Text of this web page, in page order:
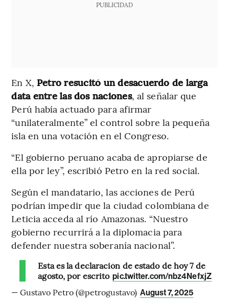
PUBLICIDAD
En X, Petro resucitó un desacuerdo de larga
data entre las dos naciones, al señalar que
Perú había actuado para afirmar
“unilateralmente” el control sobre la pequeña
isla en una votación en el Congreso.
“El gobierno peruano acaba de apropiarse de
ella por ley”, escribió Petro en la red social.
Según el mandatario, las acciones de Perú
podrían impedir que la ciudad colombiana de
Leticia acceda al río Amazonas. “Nuestro
gobierno recurrirá a la diplomacia para
defender nuestra soberanía nacional”.
Esta es la declaración de estado de hoy 7 de
agosto, por escrito pic.twitter.com/nbz4NefxjZ
— Gustavo Petro (@petrogustavo) August 7, 2025